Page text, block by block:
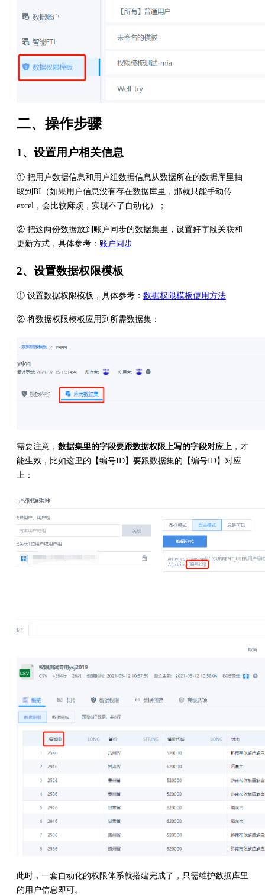
二、操作步骤
1、设置用户相关信息
① 把用户数据信息和用户组数据信息从数据所在的数据库里抽
取到BI（如果用户信息没有存在数据库里，那就只能手动传
excel，会比较麻烦，实现不了自动化）；
② 把这两份数据放到账户同步的数据集里，设置好字段关联和
更新方式，具体参考： 账户同步
2、设置数据权限模板
① 设置数据权限模板，具体参考： 数据权限模板使用方法
② 将数据权限模板应用到所需数据集：
需要注意， 数据集里的字段要跟数据权限上写的字段对应上 ，才
能生效，比如这里的【编号ID】要跟数据集的【编号ID】对应
上：
此时，一套自动化的权限体系就搭建完成了，只需维护数据库里
的用户信息即可。